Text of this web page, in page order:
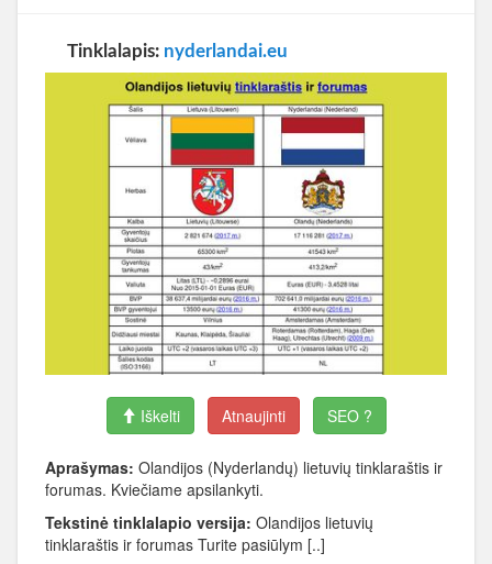
Tinklalapis: nyderlandai.eu
Iškelti Atnaujinti SEO ?
Aprašymas: Olandijos (Nyderlandų) lietuvių tinklaraštis ir
forumas. Kviečiame apsilankyti.
Tekstinė tinklalapio versija: Olandijos lietuvių
tinklaraštis ir forumas Turite pasiūlym [..]